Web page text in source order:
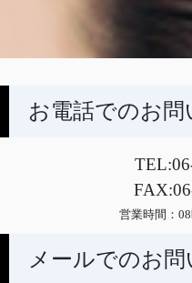
お電話でのお問
営業時間：
メールでのお